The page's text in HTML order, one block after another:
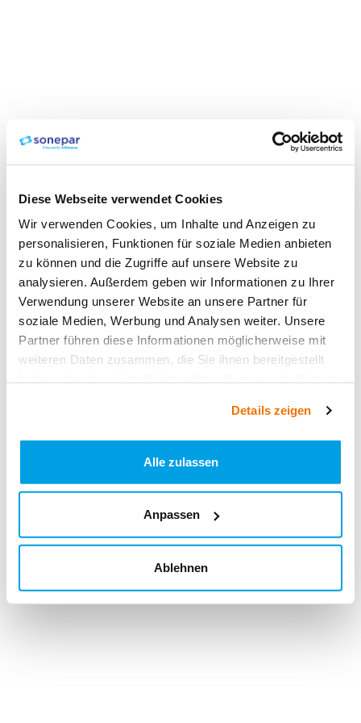
Diese Webseite verwendet Cookies
Wir verwenden Cookies, um Inhalte und Anzeigen zu
personalisieren, Funktionen für soziale Medien anbieten
zu können und die Zugriffe auf unsere Website zu
analysieren. Außerdem geben wir Informationen zu Ihrer
Verwendung unserer Website an unsere Partner für
soziale Medien, Werbung und Analysen weiter. Unsere
Partner führen diese Informationen möglicherweise mit
weiteren Daten zusammen, die Sie ihnen bereitgestellt
Details zeigen
Alle zulassen
Anpassen
Ablehnen